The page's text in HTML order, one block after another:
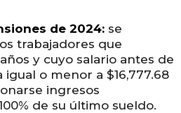
de 2024: se
trabajadores que
y cuyo salario antes de
igual o menor a $16,777.68
ingresos
de su último sueldo.